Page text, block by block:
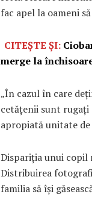
fac apel la oameni
CITEȘTE ȘI:
merge la
„În cazul în care
cetățenii sunt rugați
apropiată unitate
Dispariția unui copil
Distribuirea
familia să își